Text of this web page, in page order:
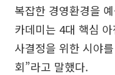
복잡한 경영환경을
카데미는 4대 핵심
사결정을 위한 시야
회”라고 말했다.